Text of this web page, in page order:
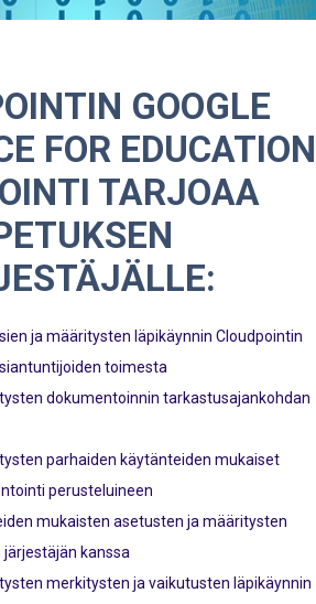
GOOGLE
FOR EDUCATION
TARJOAA
ja määritysten läpikäynnin Cloudpointin
toimesta
dokumentoinnin tarkastusajankohdan
parhaiden käytänteiden mukaiset
perusteluineen
mukaisten asetusten ja määritysten
järjestäjän kanssa
merkitysten ja vaikutusten läpikäynnin